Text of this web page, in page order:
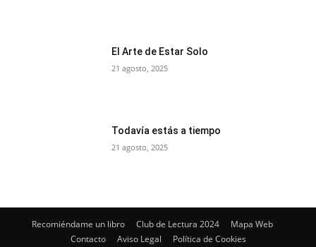
El Arte de Estar Solo
21 agosto, 2025
Todavía estás a tiempo
21 agosto, 2025
Recomiéndame un libro Club de Lectura 2024
Mapa Web
Contacto
Aviso Legal Política de Cookies